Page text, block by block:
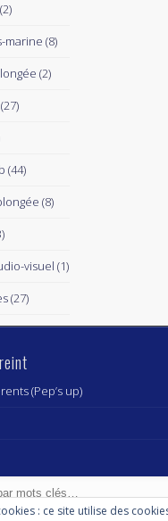
(2)
marine (8)
(2)
(27)
(44)
(8)
visuel (1)
(27)
(Pep’s up)
: ce site utilise des